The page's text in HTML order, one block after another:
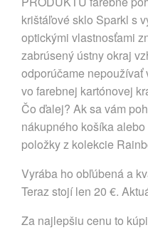
krištáľové sklo Sparkl s
optickými vlastnosťami
zabrúsený ústny okraj
odporúčame nepoužívať
vo farebnej kartónovej
Čo ďalej? Ak sa vám
nákupného košíka
položky z kolekcie
Vyrába ho obľúbená a
Teraz stojí len 20 €.
Za najlepšiu cenu to